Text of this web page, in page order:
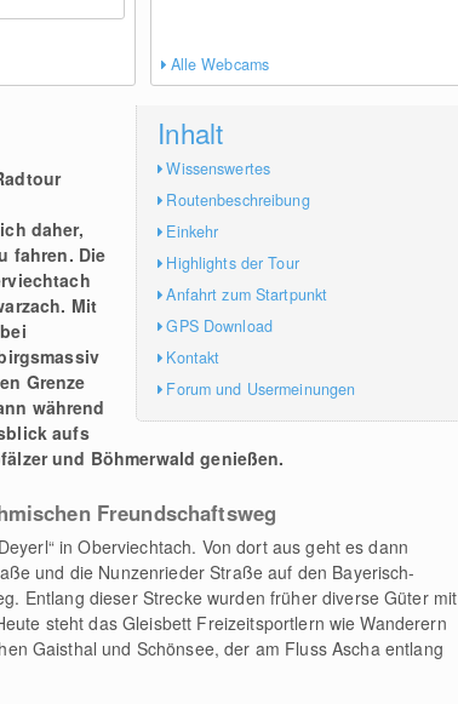
Alle Webcams
Inhalt
Wissenswertes
Routenbeschreibung
Einkehr
Highlights der Tour
Anfahrt zum Startpunkt
GPS Download
Kontakt
Forum und Usermeinungen
daher,
fahren. Die
Mit
Grenze
während
aufs
und Böhmerwald genießen.
Freundschaftsweg
in Oberviechtach. Von dort aus geht es dann
und die Nunzenrieder Straße auf den Bayerisch-
Entlang dieser Strecke wurden früher diverse Güter mit
steht das Gleisbett Freizeitsportlern wie Wanderern
Gaisthal und Schönsee, der am Fluss Ascha entlang